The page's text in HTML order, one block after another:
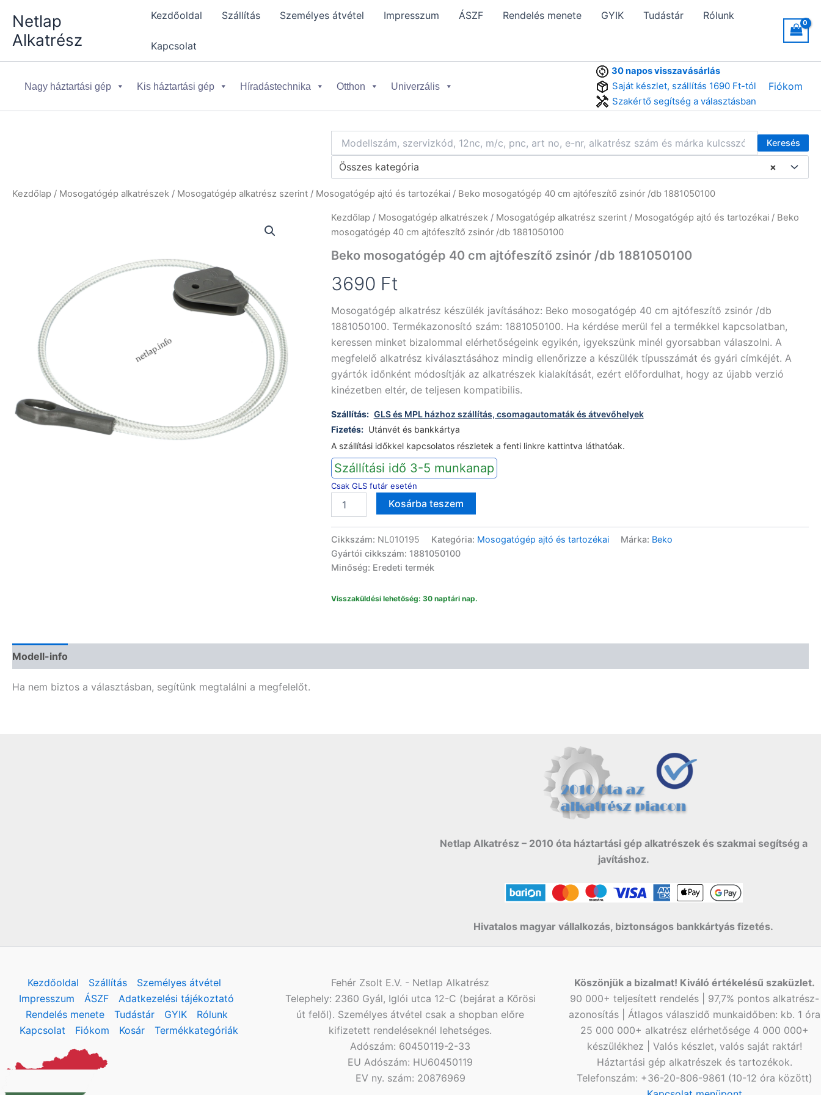
content
Netlap
Alkatrész
Kezdőoldal Szállítás Személyes átvétel Impresszum ÁSZF Rendelés menete GYIK Tudástár Rólunk
Kapcsolat
Nagy háztartási gép Kis háztartási gép Híradástechnika Otthon Univerzális
30 napos visszavásárlás
Saját készlet, szállítás 1690 Ft-tól
Szakértő segítség a választásban
Fiókom
Keresés
×
Összes kategória
Kezdőlap / Mosogatógép alkatrészek / Mosogatógép alkatrész szerint / Mosogatógép ajtó és tartozékai / Beko mosogatógép 40 cm ajtófeszítő zsinór /db 1881050100
Kezdőlap / Mosogatógép alkatrészek/ Mosogatógép alkatrész szerint/ Mosogatógép ajtó és tartozékai/ Beko
mosogatógép 40 cm ajtófeszítő zsinór /db 1881050100
Beko mosogatógép 40 cm ajtófeszítő zsinór /db 1881050100
3690 Ft
Mosogatógép alkatrész készülék javításához: Beko mosogatógép 40 cm ajtófeszítő zsinór /db
1881050100. Termékazonosító szám: 1881050100. Ha kérdése merül fel a termékkel kapcsolatban,
keressen minket bizalommal elérhetőségeink egyikén, igyekszünk minél gyorsabban válaszolni. A
megfelelő alkatrész kiválasztásához mindig ellenőrizze a készülék típusszámát és gyári címkéjét. A
gyártók időnként módosítják az alkatrészek kialakítását, ezért előfordulhat, hogy az újabb verzió
kinézetben eltér, de teljesen kompatibilis.
Szállítás: GLS és MPL házhoz szállítás, csomagautomaták és átvevőhelyek
Fizetés: Utánvét és bankkártya
A szállítási időkkel kapcsolatos részletek a fenti linkre kattintva láthatóak.
Szállítási idő 3-5 munkanap
Csak GLS futár esetén
mosogatógép
cm
ajtófeszítő
zsinór
/db
mennyiség
Kosárba teszem
Cikkszám: NL010195 Kategória: Mosogatógép ajtó és tartozékai Márka: Beko
Gyártói cikkszám: 1881050100
Minőség: Eredeti termék
Visszaküldési lehetőség: 30 naptári nap.
Modell-info
Ha nem biztos a választásban, segítünk megtalálni a megfelelőt.
Netlap Alkatrész – 2010 óta háztartási gép alkatrészek és szakmai segítség a
javításhoz.
Hivatalos magyar vállalkozás, biztonságos bankkártyás fizetés.
Kezdőoldal Szállítás
Személyes átvétel
Impresszum
ÁSZF
Adatkezelési tájékoztató
Rendelés menete
Tudástár GYIK
Rólunk
Kapcsolat
Fiókom Kosár Termékkategóriák
Fehér Zsolt E.V. - Netlap Alkatrész
Telephely: 2360 Gyál, Iglói utca 12-C (bejárat a Kőrösi
út felől). Személyes átvétel csak a shopban előre
kifizetett rendeléseknél lehetséges.
Adószám: 60450119-2-33
EU Adószám: HU60450119
EV ny. szám: 20876969
Köszönjük a bizalmat! Kiváló értékelésű szaküzlet.
90 000+ teljesített rendelés | 97,7% pontos alkatrész-
azonosítás | Átlagos válaszidő munkaidőben: kb. 1 óra
25 000 000+ alkatrész elérhetősége 4 000 000+
készülékhez | Valós készlet, valós saját raktár!
Háztartási gép alkatrészek és tartozékok.
Telefonszám: +36-20-806-9861 (10-12 óra között)